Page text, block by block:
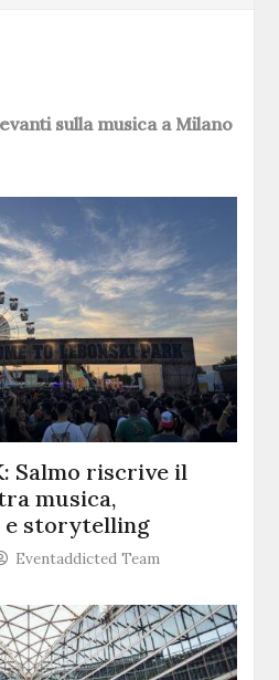
sulla musica a Milano
Salmo riscrive il
musica,
storytelling
Eventaddicted Team